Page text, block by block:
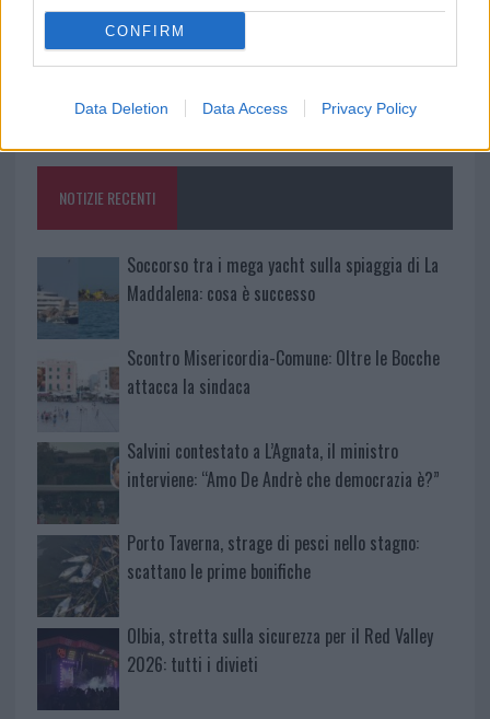
CONFIRM
Data Deletion Data Access Privacy Policy
a
ce
b
o
o
k
w
it
te
r
n
te
re
st
h
at
s
A
p
a
re
Prossimo articolo
NOTIZIE RECENTI
Soccorso tra i mega yacht sulla spiaggia di La
Maddalena: cosa è successo
Scontro Misericordia-Comune: Oltre le Bocche
attacca la sindaca
Salvini contestato a L’Agnata, il ministro
interviene: “Amo De Andrè che democrazia è?”
Porto Taverna, strage di pesci nello stagno:
scattano le prime bonifiche
Olbia, stretta sulla sicurezza per il Red Valley
2026: tutti i divieti